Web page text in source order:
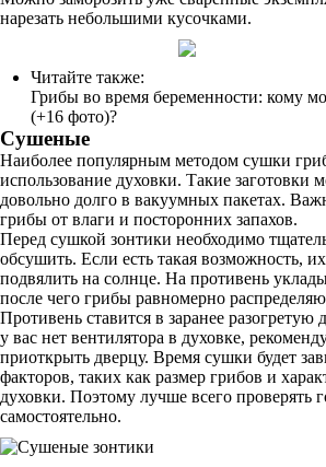
нарезать небольшими кусочками.
Читайте также:
Грибы во время беременности: кому
(+16 фото)?
Сушеные
Наиболее популярным методом сушки
использование духовки. Такие заготовки
довольно долго в вакуумных пакетах.
грибы от влаги и посторонних запахов.
Перед сушкой зонтики необходимо
обсушить. Если есть такая возможность,
подвялить на солнце. На противень
после чего грибы равномерно
Противень ставится в заранее разогретую
у вас нет вентилятора в духовке,
приоткрыть дверцу. Время сушки будет
факторов, таких как размер грибов и
духовки. Поэтому лучше всего проверять
самостоятельно.